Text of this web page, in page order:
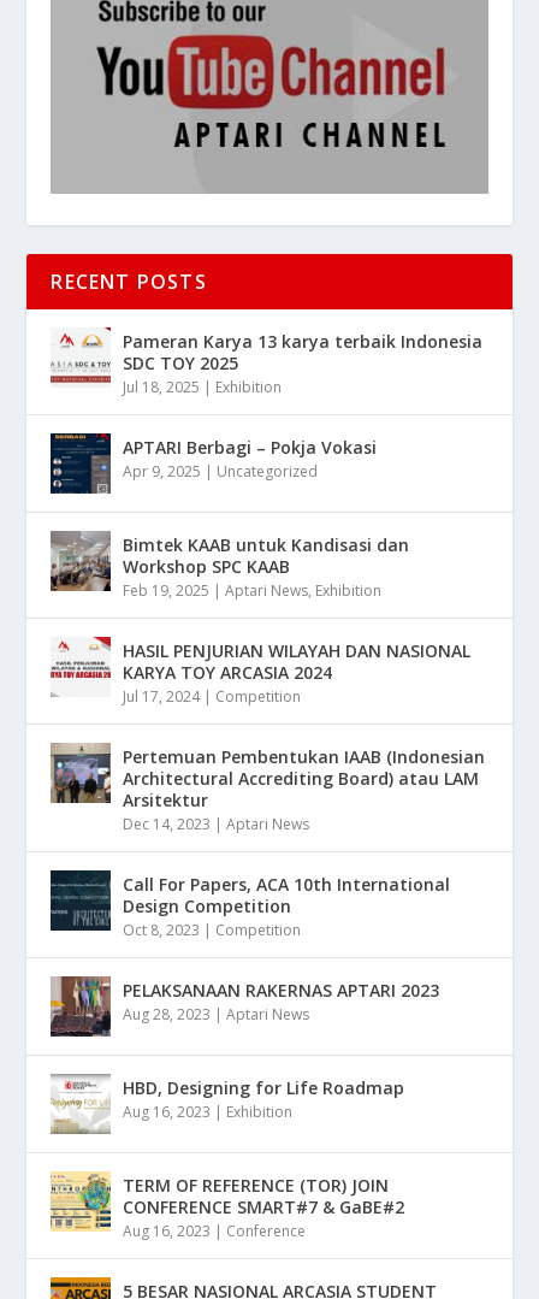
RECENT POSTS
Pameran Karya 13 karya terbaik Indonesia
SDC TOY 2025
Jul 18, 2025 | Exhibition
APTARI Berbagi – Pokja Vokasi
Apr 9, 2025 | Uncategorized
Bimtek KAAB untuk Kandisasi dan
Workshop SPC KAAB
Feb 19, 2025 |Aptari News, Exhibition
HASIL PENJURIAN WILAYAH DAN NASIONAL
KARYA TOY ARCASIA 2024
Jul 17, 2024| Competition
Pertemuan Pembentukan IAAB (Indonesian
Architectural Accrediting Board) atau LAM
Arsitektur
Dec 14, 2023 |Aptari News
Call For Papers, ACA 10th International
Design Competition
Oct 8, 2023 | Competition
PELAKSANAAN RAKERNAS APTARI 2023
Aug 28, 2023 |Aptari News
HBD, Designing for Life Roadmap
Aug 16, 2023 | Exhibition
TERM OF REFERENCE (TOR) JOIN
CONFERENCE SMART#7 & GaBE#2
Aug 16, 2023 | Conference
5 BESAR NASIONAL ARCASIA STUDENT